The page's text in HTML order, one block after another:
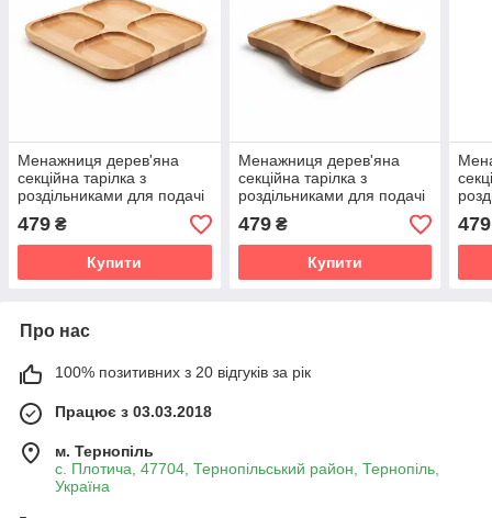
Менажниця дерев'яна
секційна тарілка з
роздільниками для подачі
м'ясних страв і закусок
"Хутір" ясень 24 см
479 ₴
Купити
Менажниця дерев'яна
секційна тарілка з
роздільниками для подачі
м'ясних страв і закусок
"Майкро" ясень 24 см
479₴
Купити
479
Про нас
100% позитивних з 20 відгуків за рік
Працює з 03.03.2018
м. Тернопіль
с. Плотича, 47704, Тернопільський район, Тернопіль,
Україна